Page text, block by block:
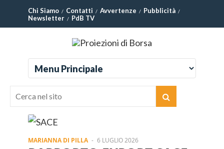
Chi Siamo Contatti Avvertenze
Pubblicità
Newsletter
PdB TV
MARIANNA DI PILLA - 6 LUGLIO 2026